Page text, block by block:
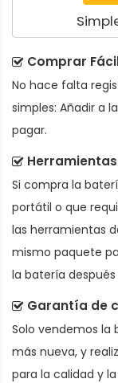
Comprar
No hace falta
simples: Añadir a
pagar.
Si compra la
portátil o que
las herramientas
mismo paquete
la batería después
Garantía de
Solo vendemos la
más nueva, y
para la calidad y